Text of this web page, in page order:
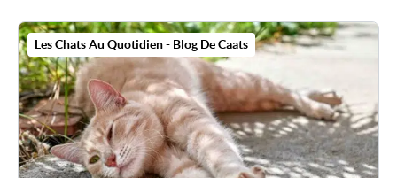
Les Chats Au Quotidien - Blog De Caats